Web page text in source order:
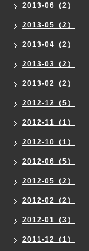
2013-06（2）
2013-05（2）
2013-04（2）
2013-03（2）
2013-02（2）
2012-12（5）
2012-11（1）
2012-10（1）
2012-06（5）
2012-05（2）
2012-02（2）
2012-01（3）
2011-12（1）